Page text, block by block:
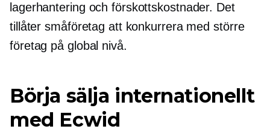
lagerhantering och förskottskostnader. Det
tillåter småföretag att konkurrera med större
företag på global nivå.
Börja sälja internationellt
med Ecwid